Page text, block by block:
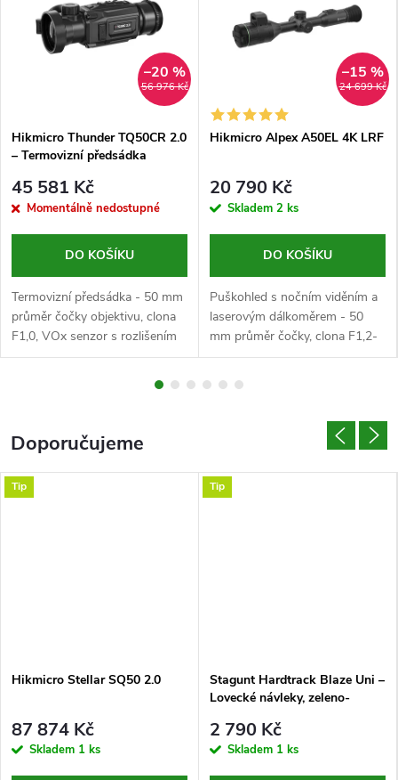
56 976 Kč
–20 %
Hikmicro Thunder TQ50CR 2.0
– Termovizní předsádka
45 581 Kč
Momentálně nedostupné
DO KOŠÍKU
Termovizní předsádka - 50 mm
průměr čočky objektivu, clona
F1,0, VOx senzor s rozlišením
640x512 px, citlivost
24 699 Kč
–15 %
Hikmicro Alpex A50EL 4K LRF
20 790 Kč
Skladem 2 ks
DO KOŠÍKU
Puškohled s nočním viděním a
laserovým dálkoměrem - 50
mm průměr čočky, clona F1,2-
F2,5, senzor s rozlišením
1000 m přes den, bez přísvitu,
Doporučujeme
Tip
Hikmicro Stellar SQ50 2.0
87 874 Kč
Skladem 1 ks
Tip
Stagunt Hardtrack Blaze Uni –
Lovecké návleky, zeleno-
2 790 Kč
Skladem 1 ks